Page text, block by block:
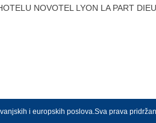
NOVOTEL LYON LA PART
i europskih poslova.Sva prava